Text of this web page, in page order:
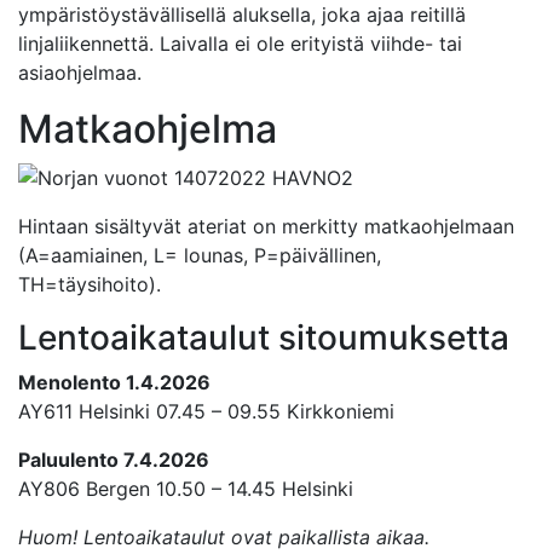
ympäristöystävällisellä aluksella, joka ajaa reitillä
linjaliikennettä. Laivalla ei ole erityistä viihde- tai
asiaohjelmaa.
Matkaohjelma
Hintaan sisältyvät ateriat on merkitty matkaohjelmaan
(A=aamiainen, L= lounas, P=päivällinen,
TH=täysihoito).
Lentoaikataulut sitoumuksetta
Menolento 1.4.2026
AY611 Helsinki 07.45 – 09.55 Kirkkoniemi
Paluulento 7.4.2026
AY806 Bergen 10.50 – 14.45 Helsinki
Huom! Lentoaikataulut ovat paikallista aikaa.